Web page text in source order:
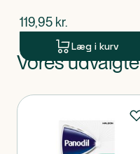
$nuværende pris
119,95 kr.
Læg i kurv
Produkt 1 af 0
Vores
Produkter